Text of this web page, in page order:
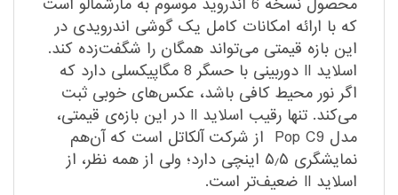
که با ارائه امکانات کامل یک گوشی اندرویدی در
این بازه قیمتی می‌تواند همگان را شگفت‌زده کند.
اسلاید II دوربینی با حسگر 8 مگاپیکسلی دارد که
اگر نور محیط کافی باشد، عکس‌های خوبی ثبت
می‌کند. تنها رقیب اسلاید II در این بازه‌ی قیمتی،
مدل Pop C9 از شرکت آلکاتل است که آن‌هم
نمایشگری ۵٫۵ اینچی دارد؛ ولی از همه نظر، از
اسلاید II ضعیف‌تر است.